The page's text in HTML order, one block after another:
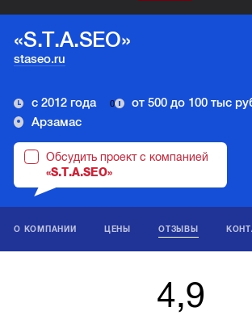
«S.T.A.SEO»
staseo.ru
с 2012 года 0
от 500 до 100 тыс
Арзамас
Обсудить проект с компанией
«S.T.A.SEO»
О КОМПАНИИ ЦЕНЫ ОТЗЫВЫ
4,9